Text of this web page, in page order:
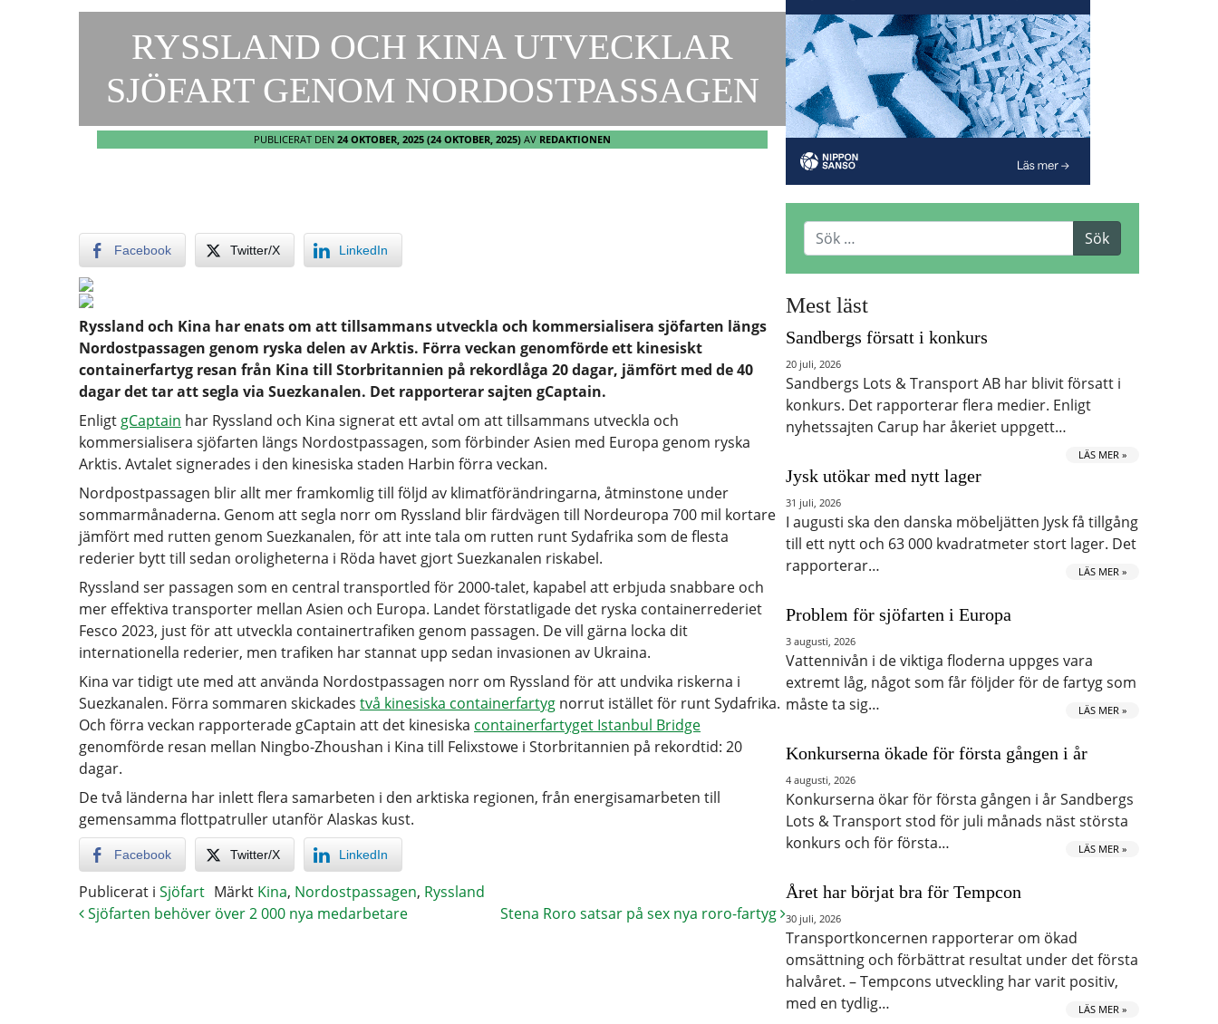
RYSSLAND OCH KINA UTVECKLAR
SJÖFART GENOM NORDOSTPASSAGEN
PUBLICERAT DEN 24 OKTOBER, 2025 (24 OKTOBER, 2025) AV REDAKTIONEN
Facebook Twitter/X LinkedIn
Ryssland och Kina har enats om att tillsammans utveckla och kommersialisera sjöfarten längs
Nordostpassagen genom ryska delen av Arktis. Förra veckan genomförde ett kinesiskt
containerfartyg resan från Kina till Storbritannien på rekordlåga 20 dagar, jämfört med de 40
dagar det tar att segla via Suezkanalen. Det rapporterar sajten gCaptain.
Enligt gCaptain har Ryssland och Kina signerat ett avtal om att tillsammans utveckla och
kommersialisera sjöfarten längs Nordostpassagen, som förbinder Asien med Europa genom ryska
Arktis. Avtalet signerades i den kinesiska staden Harbin förra veckan.
Nordpostpassagen blir allt mer framkomlig till följd av klimatförändringarna, åtminstone under
sommarmånaderna. Genom att segla norr om Ryssland blir färdvägen till Nordeuropa 700 mil kortare
jämfört med rutten genom Suezkanalen, för att inte tala om rutten runt Sydafrika som de flesta
rederier bytt till sedan oroligheterna i Röda havet gjort Suezkanalen riskabel.
Ryssland ser passagen som en central transportled för 2000-talet, kapabel att erbjuda snabbare och
mer effektiva transporter mellan Asien och Europa. Landet förstatligade det ryska containerrederiet
Fesco 2023, just för att utveckla containertrafiken genom passagen. De vill gärna locka dit
internationella rederier, men trafiken har stannat upp sedan invasionen av Ukraina.
Kina var tidigt ute med att använda Nordostpassagen norr om Ryssland för att undvika riskerna i
Suezkanalen. Förra sommaren skickades två kinesiska containerfartyg norrut istället för runt Sydafrika.
Och förra veckan rapporterade gCaptain att det kinesiska containerfartyget Istanbul Bridge
genomförde resan mellan Ningbo-Zhoushan i Kina till Felixstowe i Storbritannien på rekordtid: 20
dagar.
De två länderna har inlett flera samarbeten i den arktiska regionen, från energisamarbeten till
gemensamma flottpatruller utanför Alaskas kust.
Facebook Twitter/X LinkedIn
Publicerat i Sjöfart Märkt Kina, Nordostpassagen, Ryssland
Sjöfarten behöver över 2 000 nya medarbetare
Stena Roro satsar på sex nya roro-fartyg
Mest läst
Sandbergs försatt i konkurs
20 juli, 2026
Sandbergs Lots & Transport AB har blivit försatt i
konkurs. Det rapporterar flera medier. Enligt
nyhetssajten Carup har åkeriet uppgett…
LÄS MER »
Jysk utökar med nytt lager
31 juli, 2026
I augusti ska den danska möbeljätten Jysk få tillgång
till ett nytt och 63 000 kvadratmeter stort lager. Det
rapporterar…
LÄS MER »
Problem för sjöfarten i Europa
3 augusti, 2026
Vattennivån i de viktiga floderna uppges vara
extremt låg, något som får följder för de fartyg som
måste ta sig…
LÄS MER »
Konkurserna ökade för första gången i år
4 augusti, 2026
Konkurserna ökar för första gången i år Sandbergs
Lots & Transport stod för juli månads näst största
konkurs och för första…
LÄS MER »
Året har börjat bra för Tempcon
30 juli, 2026
Transportkoncernen rapporterar om ökad
omsättning och förbättrat resultat under det första
halvåret. – Tempcons utveckling har varit positiv,
med en tydlig…
LÄS MER »